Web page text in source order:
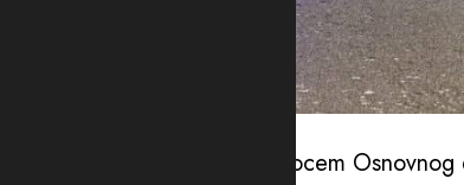
“Prilikom saslušanja pred tužiocem